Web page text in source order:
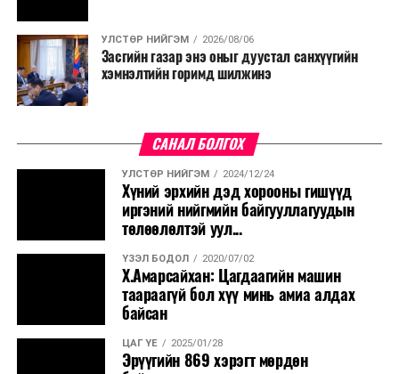
УЛСТӨР НИЙГЭМ 2026/08/06
Засгийн газар энэ оныг дуустал санхүүгийн
хэмнэлтийн горимд шилжинэ
САНАЛ БОЛГОХ
УЛСТӨР НИЙГЭМ 2024/12/24
Хүний эрхийн дэд хорооны гишүүд
иргэний нийгмийн байгууллагуудын
төлөөлөлтэй уул...
ҮЗЭЛ БОДОЛ 2020/07/02
Х.Амарсайхан: Цагдаагийн машин
таараагүй бол хүү минь амиа алдах
байсан
ЦАГ ҮЕ 2025/01/28
Эрүүгийн 869 хэрэгт мөрдөн